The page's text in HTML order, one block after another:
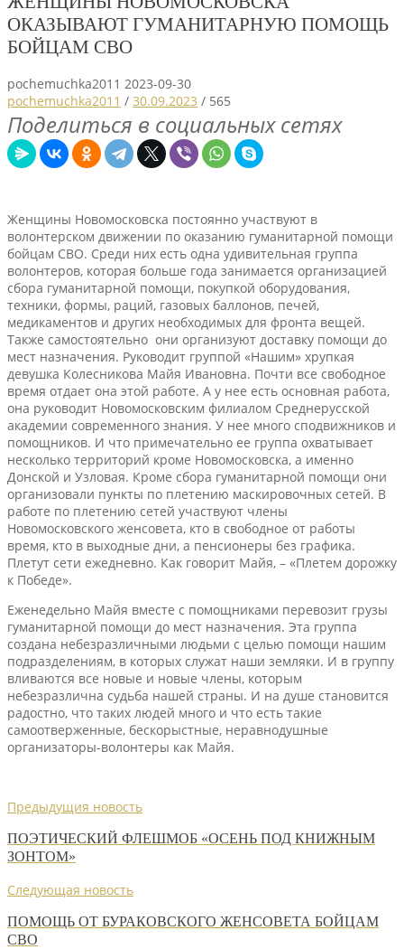
ОКАЗЫВАЮТ ГУМАНИТАРНУЮ ПОМОЩЬ
БОЙЦАМ СВО
pochemuchka2011 2023-09-30
pochemuchka2011 / 30.09.2023 / 565
Поделиться в социальных сетях
Женщины Новомосковска постоянно участвуют в
волонтерском движении по оказанию гуманитарной помощи
бойцам СВО. Среди них есть одна удивительная группа
волонтеров, которая больше года занимается организацией
сбора гуманитарной помощи, покупкой оборудования,
техники, формы, раций, газовых баллонов, печей,
медикаментов и других необходимых для фронта вещей.
Также самостоятельно они организуют доставку помощи до
мест назначения. Руководит группой «Нашим» хрупкая
девушка Колесникова Майя Ивановна. Почти все свободное
время отдает она этой работе. А у нее есть основная работа,
она руководит Новомосковским филиалом Среднерусской
академии современного знания. У нее много сподвижников и
помощников. И что примечательно ее группа охватывает
несколько территорий кроме Новомосковска, а именно
Донской и Узловая. Кроме сбора гуманитарной помощи они
организовали пункты по плетению маскировочных сетей. В
работе по плетению сетей участвуют члены
Новомосковского женсовета, кто в свободное от работы
время, кто в выходные дни, а пенсионеры без графика.
Плетут сети ежедневно. Как говорит Майя, – «Плетем дорожку
к Победе».
Еженедельно Майя вместе с помощниками перевозит грузы
гуманитарной помощи до мест назначения. Эта группа
создана небезразличными людьми с целью помощи нашим
подразделениям, в которых служат наши земляки. И в группу
вливаются все новые и новые члены, которым
небезразлична судьба нашей страны. И на душе становится
радостно, что таких людей много и что есть такие
самоотверженные, бескорыстные, неравнодушные
организаторы-волонтеры как Майя.
Предыдущия новость
ПОЭТИЧЕСКИЙ ФЛЕ­ШМОБ «ОСЕНЬ ПОД КНИЖ­НЫМ
ЗОНТОМ»
Следующая новость
ПОМОЩЬ ОТ БУРАКОВСКОГО ЖЕНСОВЕТА БОЙЦАМ
СВО